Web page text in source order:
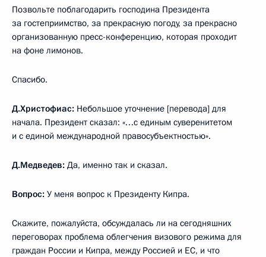
Позвольте поблагодарить господина Президента
за гостеприимство, за прекрасную погоду, за прекрасно
организованную пресс-конференцию, которая проходит
на фоне лимонов.
Спасибо.
Д.Христофиас: Небольшое уточнение [перевода] для
начала. Президент сказал: «…с единым суверенитетом
и с единой международной правосубъектностью».
Д.Медведев: Да, именно так и сказал.
Вопрос: У меня вопрос к Президенту Кипра.
Скажите, пожалуйста, обсуждалась ли на сегодняшних
переговорах проблема облегчения визового режима для
граждан России и Кипра, между Россией и ЕС, и что